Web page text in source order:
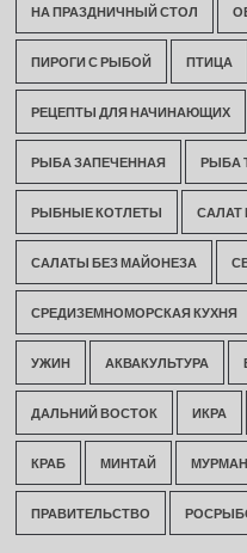
НА ПРАЗДНИЧНЫЙ СТОЛ
ПИРОГИ С РЫБОЙ ПТИЦА
РЕЦЕПТЫ ДЛЯ НАЧИНАЮЩИХ
РЫБА ЗАПЕЧЕННАЯ РЫБА
РЫБНЫЕ КОТЛЕТЫ САЛАТ
САЛАТЫ БЕЗ МАЙОНЕЗА
СРЕДИЗЕМНОМОРСКАЯ КУХНЯ
УЖИН АКВАКУЛЬТУРА
ДАЛЬНИЙ ВОСТОК ИКРА
КРАБ МИНТАЙ
ПРАВИТЕЛЬСТВО